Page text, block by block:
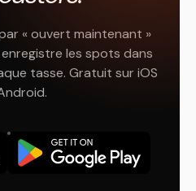
« ouvert maintenant »
les spots dans
tasse. Gratuit sur iOS